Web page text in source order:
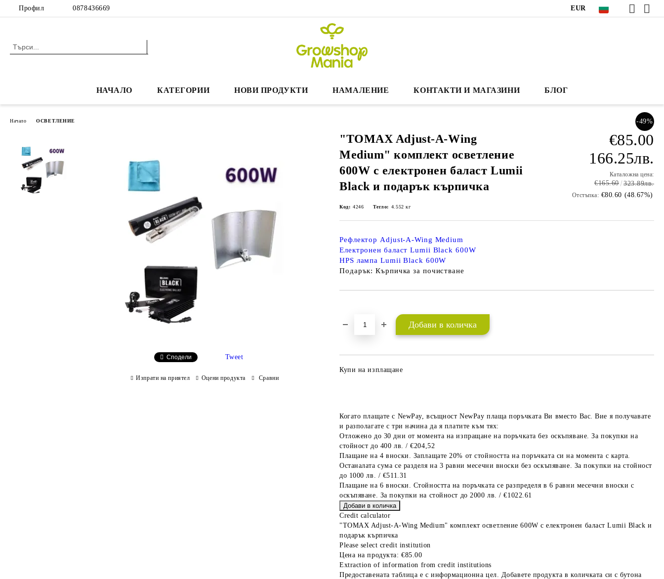
Профил 0878436669 EUR
НАЧАЛО КАТЕГОРИИ НОВИ ПРОДУКТИ НАМАЛЕНИЕ КОНТАКТИ И МАГАЗИНИ БЛОГ
Начало ОСВЕТЛЕНИЕ
"TOMAX Adjust-A-Wing
Medium" комплект осветление
600W с електронен баласт Lumii
Black и подарък кърпичка
-49%
€85.00
166.25лв.
Каталожна цена:
€165.60 323.89лв.
Отстъпка: €80.60 (48.67%)
Код: 4246 Тегло: 4.552 кг
Рефлектор Adjust-A-Wing Medium
Електронен баласт Lumii Black 600W
HPS лампа Lumii Black 600W
Подарък: Кърпичка за почистване
Купи на изплащане
Когато плащате с NewPay, всъщност NewPay плаща поръчката Ви вместо Вас. Вие я получавате
и разполагате с три начина да я платите към тях:
Отложено до 30 дни от момента на изпращане на поръчката без оскъпяване. За покупки на
стойност до 400 лв. / €204,52
Плащане на 4 вноски. Заплащате 20% от стойността на поръчката си на момента с карта.
Останалата сума се разделя на 3 равни месечни вноски без оскъпяване. За покупки на стойност
до 1000 лв. / €511.31
Плащане на 6 вноски. Стойността на поръчката се разпределя в 6 равни месечни вноски с
оскъпяване. За покупки на стойност до 2000 лв. / €1022.61
Credit calculator
"TOMAX Adjust-A-Wing Medium" комплект осветление 600W с електронен баласт Lumii Black и
подарък кърпичка
Please select credit institution
Цена на продукта: €85.00
Extraction of information from credit institutions
Предоставената таблица е с информационна цел. Добавете продукта в количката си с бутона
Сподели Tweet
Изпрати на приятел Оцени продукта Сравни